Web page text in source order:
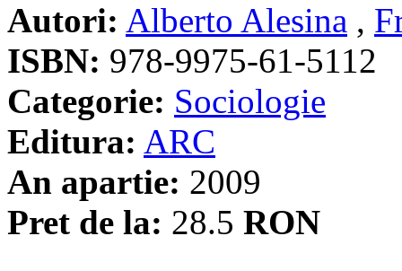
Autori: Alberto Alesina ,
ISBN: 978-9975-61-5112
Categorie: Sociologie
Editura: ARC
An apartie: 2009
Pret de la: 28.5 RON